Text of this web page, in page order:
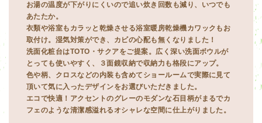
お湯の温度が下がりにくいので追い炊き回数も減り、いつでも
あたたか。
衣類や浴室もカラッと乾燥させる浴室暖房乾燥機カワックもお
取付け。湿気対策ができ、カビの心配も無くなりました！
洗面化粧台はTOTO・サクアをご提案。広く深い洗面ボウルが
とっても使いやすく、３面鏡収納で収納力も格段にアップ。
色や柄、クロスなどの内装も含めてショールームで実際に見て
頂いて気に入ったデザインをお選びいただきました。
エコで快適！アクセントのグレーのモダンな石目柄がまるでカ
フェのような清潔感溢れるオシャレな空間に仕上がりました。